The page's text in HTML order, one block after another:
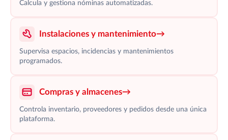
Calcula y gestiona nóminas automatizadas.
Instalaciones y mantenimiento→
Supervisa espacios, incidencias y mantenimientos
programados.
Compras y almacenes→
Controla inventario, proveedores y pedidos desde una única
plataforma.